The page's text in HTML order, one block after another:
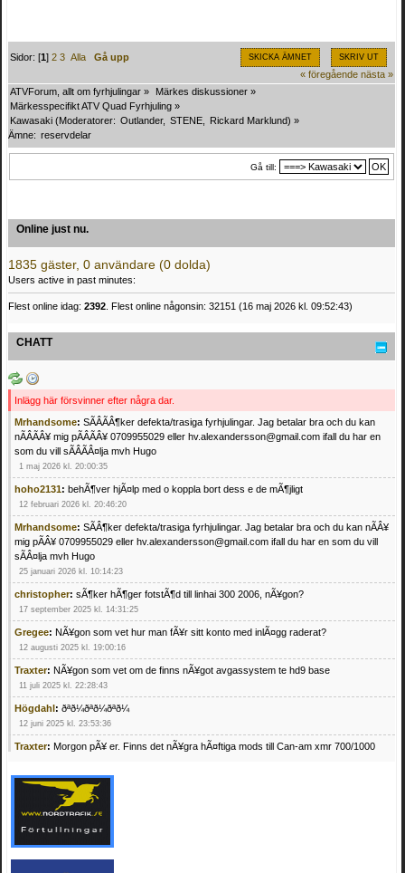
SKICKA ÄMNET SKRIV UT
Sidor: [1]2 3 Alla
Gå upp
« föregående nästa »
ATVForum, allt om fyrhjulingar » Märkes diskussioner »
Märkesspecifikt ATV Quad Fyrhjuling »
Kawasaki (Moderatorer: Outlander, STENE Rickard Marklund) »
Ämne: reservdelar
Gå till:
Online just nu.
1835 gäster, 0 användare (0 dolda)
Users active in past minutes:
Flest online idag: 2392 . Flest online någonsin: 32151 (16 maj 2026 kl. 09:52:43)
CHATT
Inlägg här försvinner efter några dar.
Mrhandsome: SÃÂÃÂ¶ker defekta/trasiga fyrhjulingar. Jag betalar bra och du kan
nÃÂÃÂ¥ mig pÃÂÃÂ¥ 0709955029 eller hv.alexandersson@gmail.com ifall du har en
som du vill sÃÂÃÂ¤lja mvh Hugo
1 maj 2026 kl. 20:00:35
hoho2131: behÃ¶ver hjÃ¤lp med o koppla bort dess e de mÃ¶jligt
12 februari 2026 kl. 20:46:20
Mrhandsome: SÃÂ¶ker defekta/trasiga fyrhjulingar. Jag betalar bra och du kan nÃÂ¥
mig pÃÂ¥ 0709955029 eller hv.alexandersson@gmail.com ifall du har en som du vill
sÃÂ¤lja mvh Hugo
25 januari 2026 kl. 10:14:23
christopher: sÃ¶ker hÃ¶ger fotstÃ¶d till linhai 300 2006, nÃ¥gon?
17 september 2025 kl. 14:31:25
Gregee: NÃ¥gon som vet hur man fÃ¥r sitt konto med inlÃ¤gg raderat?
12 augusti 2025 kl. 19:00:16
Traxter: NÃ¥gon som vet om de finns nÃ¥got avgassystem te hd9 base
11 juli 2025 kl. 22:28:43
Högdahl: ðªð¼ðªð¼ðªð¼
12 juni 2025 kl. 23:53:36
Traxter: Morgon pÃ¥ er. Finns det nÃ¥gra hÃ¤ftiga mods till Can-am xmr 700/1000
Mrhandsome:SÃ¶ker defekta/trasiga fyrhjulingar. Jag betalar bra och du kan nÃ¥ mig
pÃ¥ 0709955029 eller hv.alexandersson@gmail.com ifall du har en som du vill sÃ¤lja
mvh Hugo
21 februari 2025 kl. 09:25:52
Oscar5:NÃ¥gon som vet vad man kan begÃ¤ra fÃ¶r en Honda TRX 350 FE 2005